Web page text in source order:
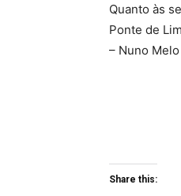
Quanto às
Ponte de
– Nuno
Share this: